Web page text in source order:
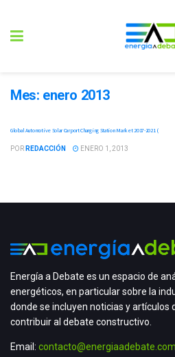
Mes: enero 2013
Global Automotive Solar Carport Charging Station Market 2017-2021 (
POR REDACCIÓN ENERO 1, 2013
Energía a Debate es un espacio de
energéticos, en particular sobre la
donde se incluyen noticias y artículos
contribuir al debate constructivo.
Email: contacto@energiaadebate.com